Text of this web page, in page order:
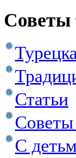
Советы
Статьи
С